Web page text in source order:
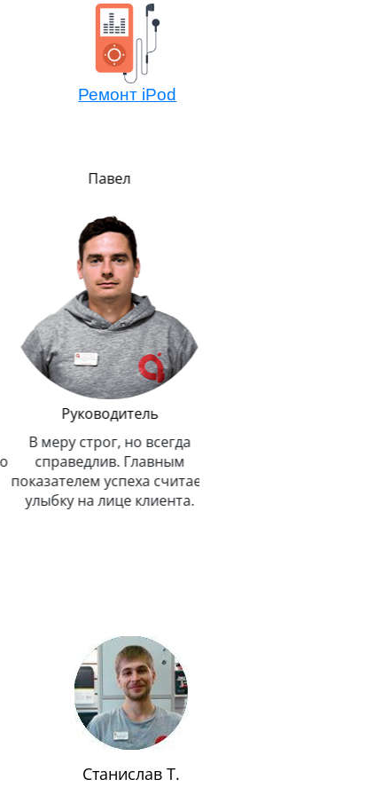
Ремонт iPod
Павел
Руководитель
В меру строг, но всегда
справедлив. Главным
показателем успеха считает
улыбку на лице клиента.
Станислав Т.